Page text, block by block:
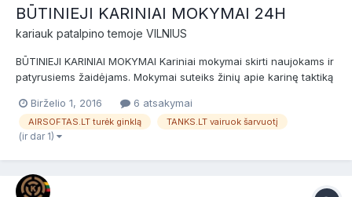
BŪTINIEJI KARINIAI MOKYMAI 24H
kariauk patalpino temoje VILNIUS
BŪTINIEJI KARINIAI MOKYMAI Kariniai mokymai skirti naujokams ir
patyrusiems žaidėjams. Mokymai suteiks žinių apie karinę taktiką
užduotims ir jų vykdymui. Data: 2016-06-25/26 (
šeštadienis/sekmadienis ). Vieta: Susirinkimo...
Birželio 1, 2016 6 atsakymai
AIRSOFTAS.LT turėk ginklą TANKS.LT vairuok šarvuotį
(ir dar 1)